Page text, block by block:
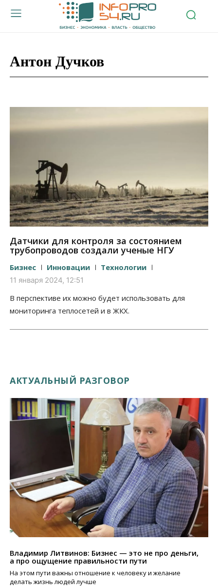
Антон Дучков
Датчики для контроля за состоянием
трубопроводов создали ученые НГУ
Бизнес Инновации Технологии
11 января 2024, 12:51
В перспективе их можно будет использовать для
мониторинга теплосетей и в ЖКХ.
АКТУАЛЬНЫЙ РАЗГОВОР
Владимир Литвинов: Бизнес — это не про деньги,
а про ощущение правильности пути
На этом пути важны отношение к человеку и желание
делать жизнь людей лучше